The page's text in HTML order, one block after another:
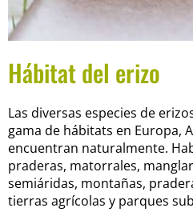
Hábitat del erizo
Las diversas especies de
gama de hábitats en Europa,
encuentran naturalmente.
praderas, matorrales,
semiáridas, montañas,
tierras agrícolas y parques